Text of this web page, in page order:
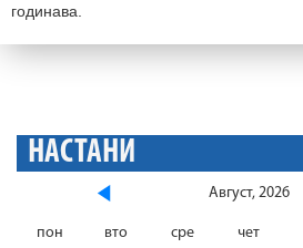
годинава.
НАСТАНИ
Август, 2026
пон вто сре чет